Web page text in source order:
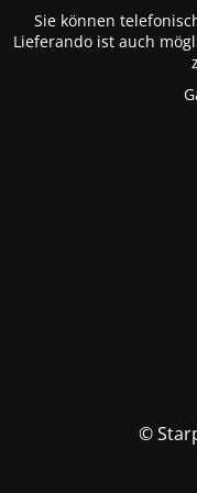
Sie können
Lieferando ist auch
©